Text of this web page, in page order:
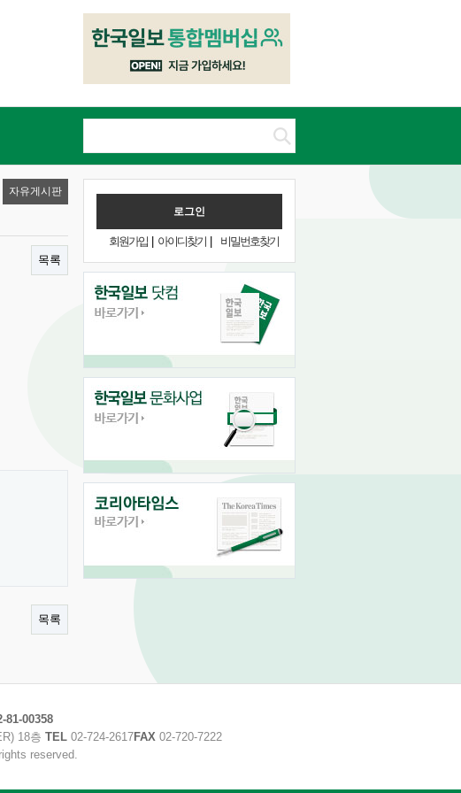
회원가입| 아이디찾기 비밀번호찾기
자유게시판
목록
목록
81-00358
18층 TEL 02-724-2617FAX 02-720-7222
reserved.